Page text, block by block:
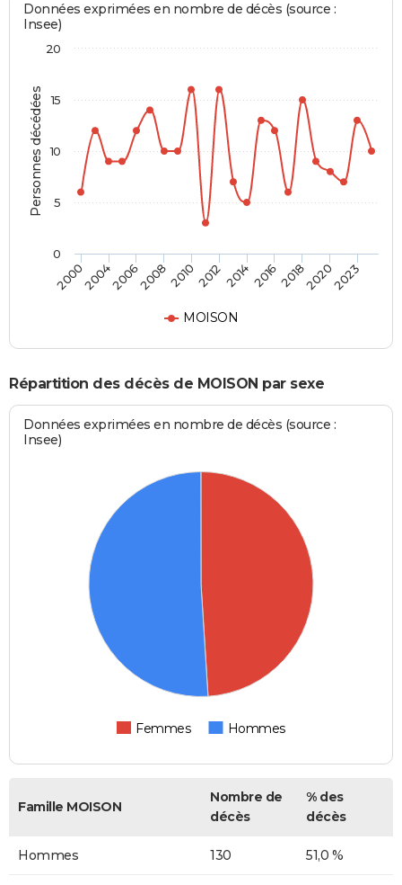
Personnes décédées
Données exprimées en nombre de décès (source :
Insee)
MOISON
20002004200620082010201220142016201820202023
0
5
10
15
20
Répartition des décès de MOISON par sexe
Données exprimées en nombre de décès (source :
Insee)
Femmes Hommes
Famille MOISON
Nombre de
décès
% des
décès
Hommes 130 51,0 %